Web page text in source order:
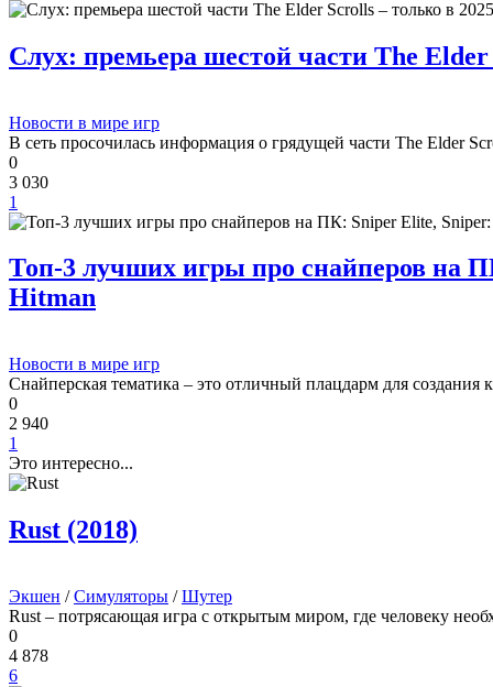
Слух: премьера шестой части The Elder
Новости в мире игр
В сеть просочилась информация о грядущей части The Elder
0
3 030
1
Топ-3 лучших игры про снайперов на
Hitman
Новости в мире игр
Снайперская тематика – это отличный плацдарм для создания
0
2 940
1
Это интересно...
Rust (2018)
Экшен /Симуляторы /Шутер
Rust – потрясающая игра с открытым миром, где человеку
0
4 878
6